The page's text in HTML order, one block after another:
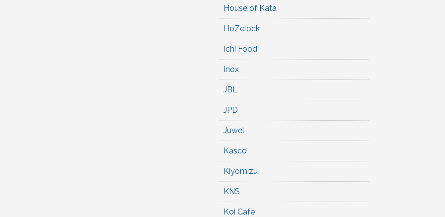
House of Kata
HoZelock
Ichi Food
Inox
JBL
JPD
Juwel
Kasco
Kiyomizu
KNS
Koi Café